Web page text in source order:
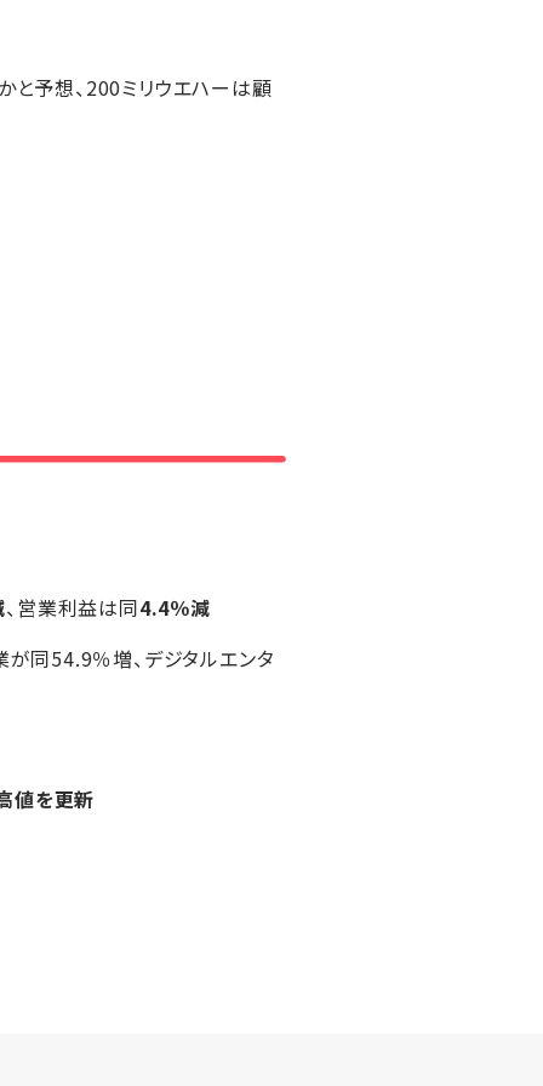
と予想、200ミリウエハーは顧
、営業利益は同4.4％減
が同54.9％増、デジタルエンタ
値を更新